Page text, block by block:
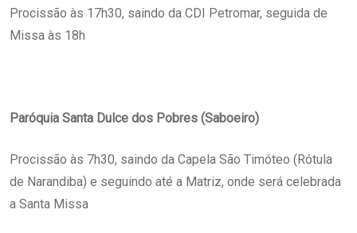
Procissão às 17h30, saindo da CDI Petromar, seguida de
Missa às 18h
Paróquia Santa Dulce dos Pobres (Saboeiro)
Procissão às 7h30, saindo da Capela São Timóteo (Rótula
de Narandiba) e seguindo até a Matriz, onde será celebrada
a Santa Missa